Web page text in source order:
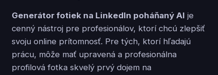
Generátor fotiek na LinkedIn poháňaný AI je
cenný nástroj pre profesionálov, ktorí chcú zlepšiť
svoju online prítomnosť. Pre tých, ktorí hľadajú
prácu, môže mať upravená a profesionálna
profilová fotka skvelý prvý dojem na